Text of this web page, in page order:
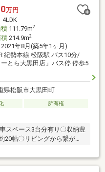
れます◎＊IHなので火を使
ご家庭にオススメです。■
万円
4LDK
111.79m2
214.9m2
2021年8月(築5年1ヶ月)
紀勢本線 松阪駅 バス10分/
ーとら大黒田店」バス停 停歩5
県松阪市大黒田町
所有権
スペース3台分有り〇収納豊
20帖〇リビングから繋がる
関回りがスッキリ〇2階の2
季節の入れ替え不要な大容